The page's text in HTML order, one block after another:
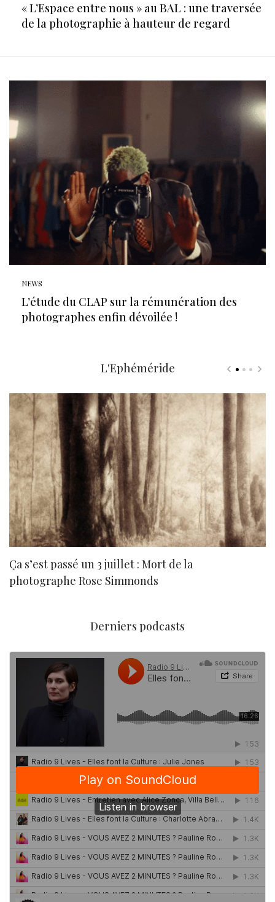
« L’Espace entre nous » au BAL : une traversée
de la photographie à hauteur de regard
NEWS
L’étude du CLAP sur la rémunération des
photographes enfin dévoilée !
L'Ephéméride
Ça s’est passé un 3 juillet : Mort de la
photographe Rose Simmonds
Derniers podcasts